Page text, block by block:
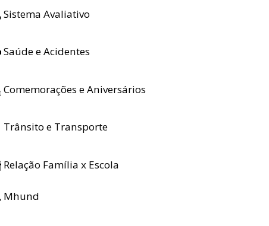
Sistema Avaliativo
Saúde e Acidentes
Comemorações e Aniversários
Trânsito e Transporte
Relação Família x Escola
Mhund